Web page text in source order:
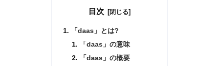
目次
「daas」とは?
「daas」の意味
「daas」の概要